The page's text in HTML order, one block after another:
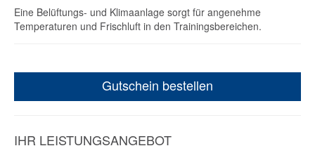
Eine Belüftungs- und Klimaanlage sorgt für angenehme
Temperaturen und Frischluft in den Trainingsbereichen.
Gutschein bestellen
IHR LEISTUNGSANGEBOT